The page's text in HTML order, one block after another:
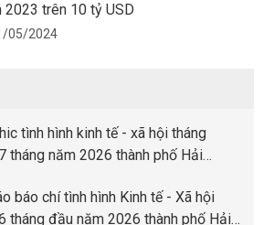
2023 trên 10 tỷ USD
05/2024
tình hình kinh tế - xã hội tháng
tháng năm 2026 thành phố Hải
báo chí tình hình Kinh tế - Xã hội
tháng đầu năm 2026 thành phố Hải